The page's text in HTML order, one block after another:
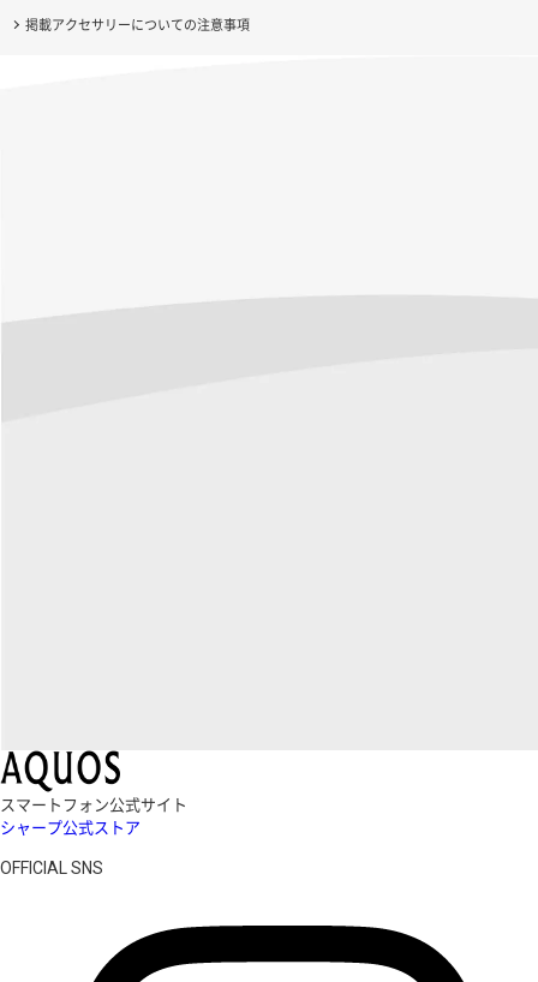
掲載アクセサリーについての注意事項
スマートフォン公式サイト
シャープ公式ストア
OFFICIAL SNS